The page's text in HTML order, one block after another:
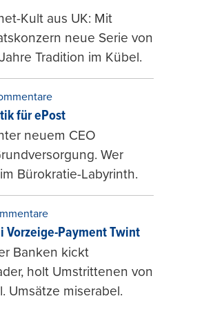
Kult aus UK: Mit
neue Serie von
Tradition im Kübel.
für ePost
neuem CEO
Wer
Bürokratie-Labyrinth.
Vorzeige-Payment Twint
Banken kickt
holt Umstrittenen von
Umsätze miserabel.